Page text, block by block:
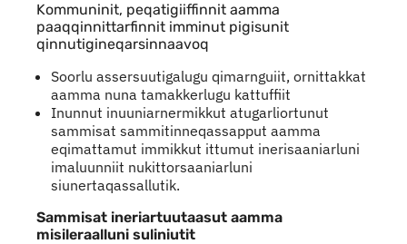
Kommuninit, peqatigiiffinnit aamma
paaqqinnittarfinnit imminut pigisunit
qinnutigineqarsinnaavoq
Soorlu assersuutigalugu qimarnguiit, ornittakkat
aamma nuna tamakkerlugu kattuffiit
Inunnut inuuniarnermikkut atugarliortunut
sammisat sammitinneqassapput aamma
eqimattamut immikkut ittumut inerisaaniarluni
imaluunniit nukittorsaaniarluni
siunertaqassallutik.
Sammisat ineriartuutaasut aamma
misileraalluni suliniutit